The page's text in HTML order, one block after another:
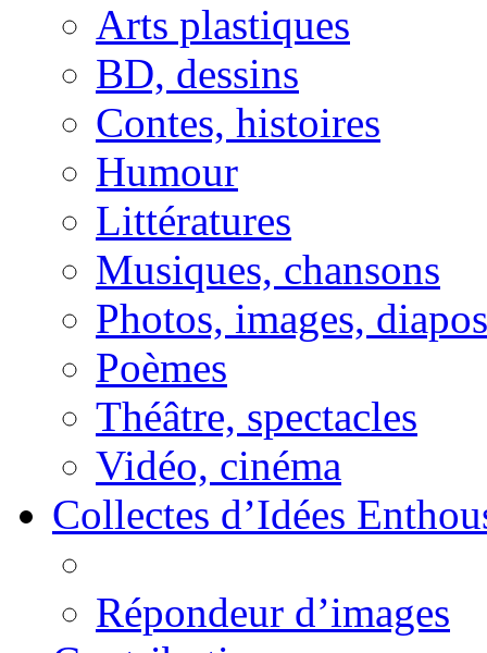
Arts plastiques
BD, dessins
Contes, histoires
Humour
Littératures
Musiques, chansons
Photos, images, diapos
Poèmes
Théâtre, spectacles
Vidéo, cinéma
Collectes d’Idées
Répondeur d’images